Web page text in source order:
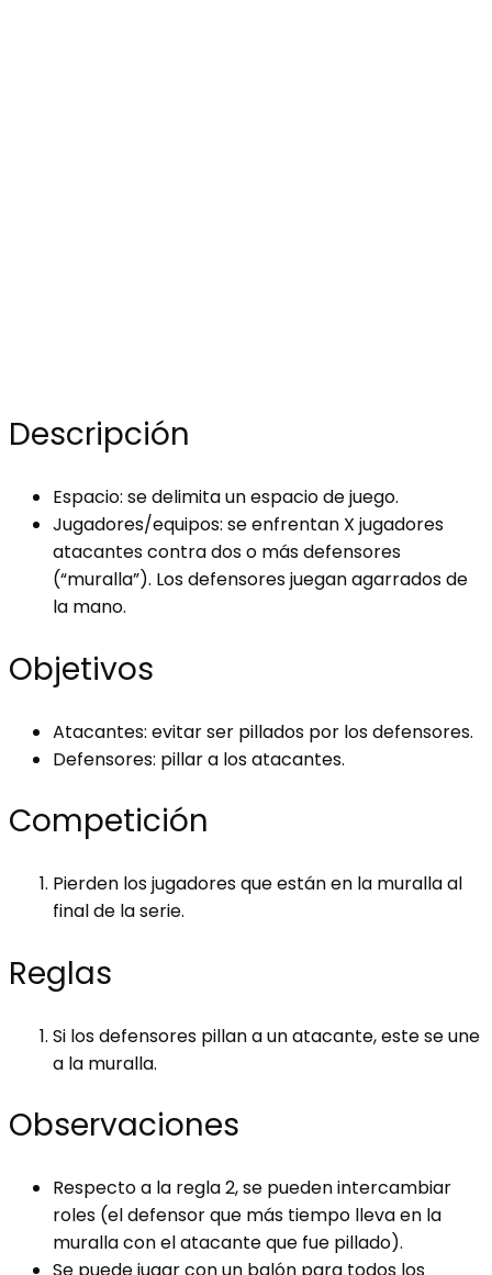
Descripción
Espacio: se delimita un espacio de juego.
Jugadores/equipos: se enfrentan X jugadores
atacantes contra dos o más defensores
(“muralla”). Los defensores juegan agarrados de
la mano.
Objetivos
Atacantes: evitar ser pillados por los defensores.
Defensores: pillar a los atacantes.
Competición
Pierden los jugadores que están en la muralla al
final de la serie.
Reglas
Si los defensores pillan a un atacante, este se une
a la muralla.
Observaciones
Respecto a la regla 2, se pueden intercambiar
roles (el defensor que más tiempo lleva en la
muralla con el atacante que fue pillado).